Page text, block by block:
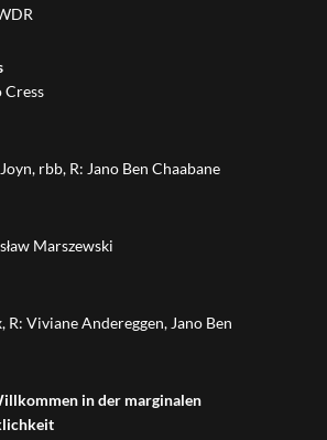
Cress
rbb, R: Jano Ben Chaabane
Marszewski
R: Viviane Andereggen, Jano Ben
in der marginalen